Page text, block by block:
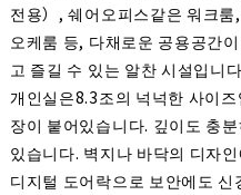
전용）, 쉐어오피스같은 워크
오케룸 등, 다채로운 공용공간
고 즐길 수 있는 알찬 시설입니
개인실은8.3조의 넉넉한 사이
장이 붙어있습니다. 깊이도 충
있습니다. 벽지나 바닥의 디자
디지털 도어락으로 보안에도